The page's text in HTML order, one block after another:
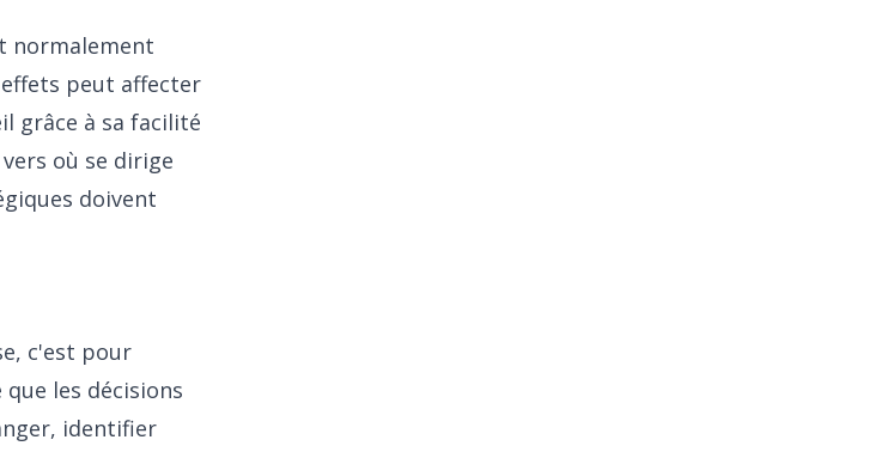
normalement
peut affecter
grâce à sa facilité
où se dirige
doivent
c'est pour
les décisions
identifier